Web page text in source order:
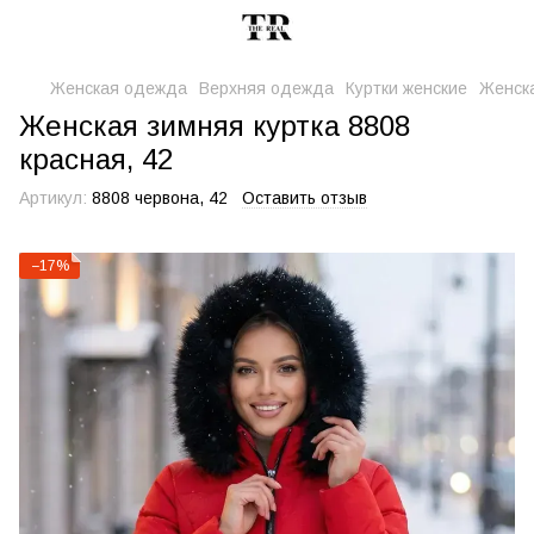
Женская одежда Верхняя одежда Куртки женские
Женская зимняя куртка 8808
красная, 42
Артикул: 8808 червона, 42 Оставить отзыв
−17%